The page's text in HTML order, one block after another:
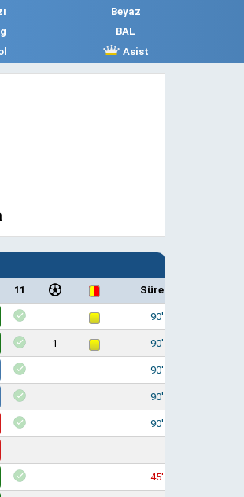
Beyaz
BAL
Asist
11 Süre
90'
1 90'
90'
90'
90'
--
45'